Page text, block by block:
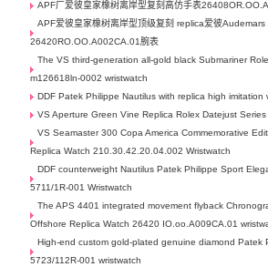
APF厂爱彼皇家橡树离岸型复刻高仿手表
APF爱彼皇家橡树离岸型顶级复刻 replica爱彼
26420RO.OO.A002CA.01腕表
The VS third-generation all-gold black Submariner
m126618ln-0002 wristwatch
DDF Patek Philippe Nautilus with replica high imitation
VS Aperture Green Vine Replica Rolex Datejust
VS Seamaster 300 Copa America Commemorative
Replica Watch 210.30.42.20.04.002 Wristwatch
DDF counterweight Nautilus Patek Philippe Sport
5711/1R-001 Wristwatch
The APS 4401 integrated movement flyback
Offshore Replica Watch 26420 IO.oo.A009CA.01
High-end custom gold-plated genuine diamond Patek
5723/112R-001 wristwatch